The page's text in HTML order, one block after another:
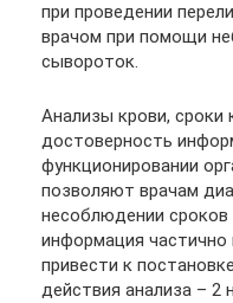
при проведении
врачом при помощи
сывороток.
Анализы крови,
достоверность
функционировании
позволяют врачам
несоблюдении сроков
информация
привести к
действия анализа – 2